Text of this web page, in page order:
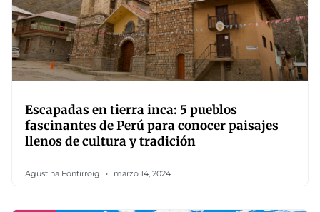
Escapadas en tierra inca: 5 pueblos
fascinantes de Perú para conocer paisajes
llenos de cultura y tradición
Agustina Fontirroig marzo 14, 2024